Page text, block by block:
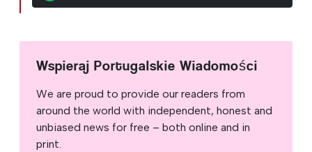
Wspieraj Portugalskie Wiadomości
We are proud to provide our readers from
around the world with independent, honest and
unbiased news for free – both online and in
print.